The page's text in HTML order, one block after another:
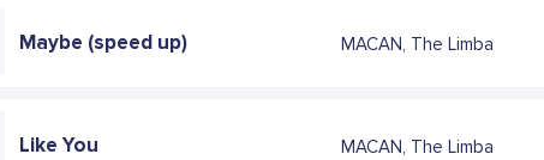
Maybe (speed up) MACAN, The Limba
Like You MACAN, The Limba